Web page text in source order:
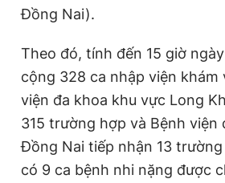
Đồng Nai).
Theo đó, tính đến 15 giờ
cộng 328 ca nhập viện khám
viện đa khoa khu vực Long
315 trường hợp và Bệnh viện
Đồng Nai tiếp nhận 13
có 9 ca bệnh nhi nặng được